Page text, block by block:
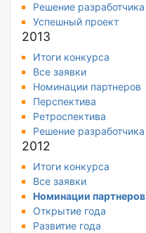
Решение разработчика
Успешный проект
2013
Итоги конкурса
Все заявки
Номинации партнеров
Перспектива
Ретроспектива
Решение разработчика
2012
Итоги конкурса
Все заявки
Номинации партнеров
Открытие года
Развитие года